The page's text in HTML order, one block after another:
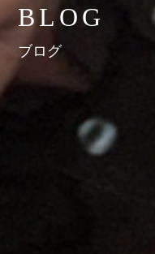
BLOG
ブログ